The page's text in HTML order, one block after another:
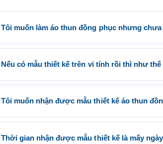
Tôi muốn làm áo thun đồng phục nhưng
phòng Saigon Uniform tại địa chỉ 21/6 Lê Thị Hà, Thới
Nếu có mẫu thiết kế trên vi tính rồi thì như thế
phục không? Nếu duyệt mẫu chúng tôi sẽ tiến hành
Tôi muốn nhận được mẫu thiết kế áo thun
Gửi yêu cầu – Nhận tư vấn – Thiết kế mẫu – May
Quý khách hàng khi trải qua 2 bước đầu sẽ nhận
Thời gian nhận được mẫu thiết kế là mấy